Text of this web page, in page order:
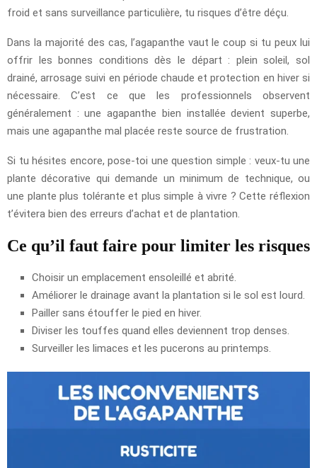
froid et sans surveillance particulière, tu risques d’être déçu.
Dans la majorité des cas, l’agapanthe vaut le coup si tu peux lui
offrir les bonnes conditions dès le départ : plein soleil, sol
drainé, arrosage suivi en période chaude et protection en hiver si
nécessaire. C’est ce que les professionnels observent
généralement : une agapanthe bien installée devient superbe,
mais une agapanthe mal placée reste source de frustration.
Si tu hésites encore, pose-toi une question simple : veux-tu une
plante décorative qui demande un minimum de technique, ou
une plante plus tolérante et plus simple à vivre ? Cette réflexion
t’évitera bien des erreurs d’achat et de plantation.
Ce qu’il faut faire pour limiter les risques
Choisir un emplacement ensoleillé et abrité.
Améliorer le drainage avant la plantation si le sol est lourd.
Pailler sans étouffer le pied en hiver.
Diviser les touffes quand elles deviennent trop denses.
Surveiller les limaces et les pucerons au printemps.